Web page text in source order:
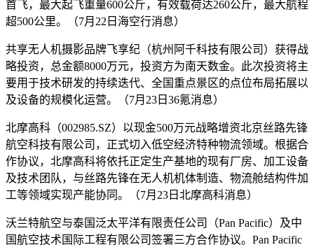
首飞，最大起飞重量600公斤，有效载荷达260公斤，最大航程
超500公里。（7月22日海空行消息）
共享无人机摄影品牌飞享纪（杭州阿千科技有限公司）获得战
略投资，总金额8000万元，投资方为南天数金。此次投资将主
要用于技术研发的持续迭代、全国重点景区的点位布局拓展以
及设备的规模化运营。（7月23日36氪消息）
北摩高科（002985.SZ）以现金500万元战略增资北京丝路先锋
航空科技有限公司，正式切入低空经济特种物流领域。根据合
作协议，北摩高科将依托正定生产基地的现有厂房、加工设备
及技术团队，与丝路先锋在无人机机体制造、物流舱结构件加
工等领域实现产能协同。（7月23日北摩高科消息）
沃兰特航空与泰国泛太平洋有限责任公司（Pan Pacific）及中
国航空技术国际工程有限公司签署三方合作协议。Pan Pacific